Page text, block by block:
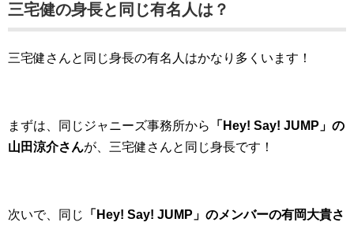
三宅健の身長と同じ有名人は？
三宅健さんと同じ身長の有名人はかなり多くいます！
まずは、同じジャニーズ事務所から
「Hey! Say! JUMP」の
山田涼介さんが、三宅健さんと同じ身長です！
次いで、同じ
「Hey! Say! JUMP」のメンバーの有岡大貴さ